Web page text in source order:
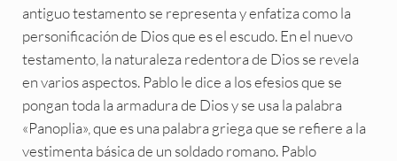
antiguo testamento se representa y enfatiza como la
personificación de Dios que es el escudo. En el nuevo
testamento, la naturaleza redentora de Dios se revela
en varios aspectos. Pablo le dice a los efesios que se
pongan toda la armadura de Dios y se usa la palabra
«Panoplia», que es una palabra griega que se refiere a la
vestimenta básica de un soldado romano. Pablo